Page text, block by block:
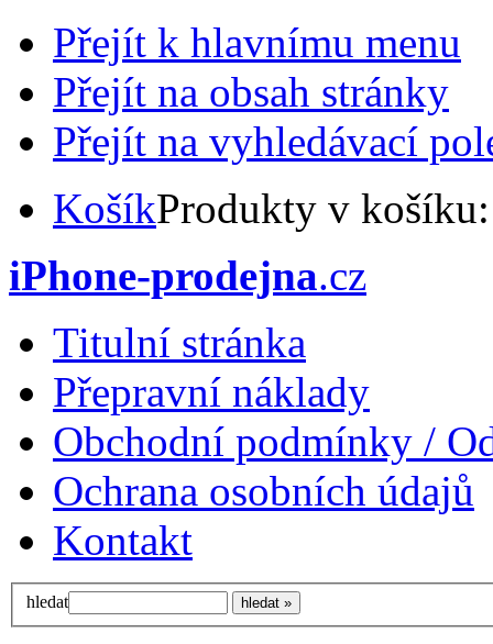
Přejít k hlavnímu menu
Přejít na obsah stránky
Přejít na vyhledávací
KošíkProdukty v
iPhone-prodejna.cz
Titulní stránka
Přepravní náklady
Obchodní podmínky /
Ochrana osobních údajů
Kontakt
hledat